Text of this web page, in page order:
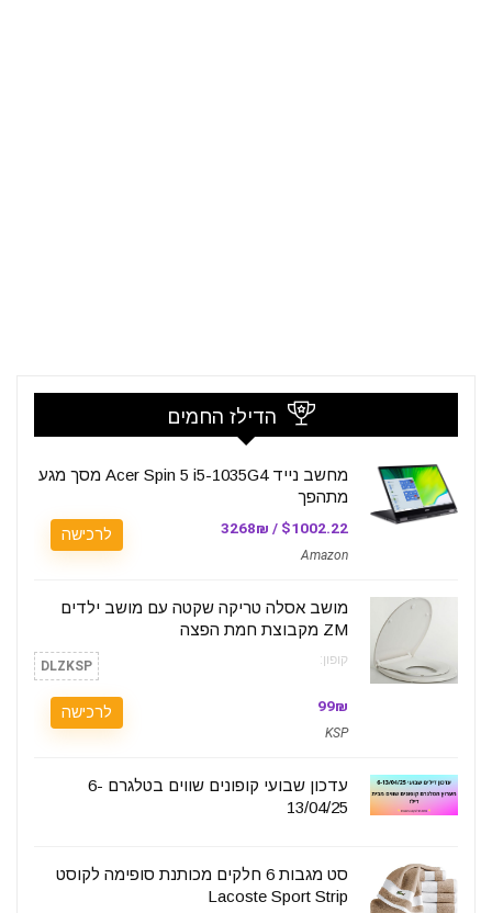
הדילז החמים
מחשב נייד Acer Spin 5 i5-1035G4 מסך מגע
מתהפך
$1002.22 / 3268₪
Amazon
לרכישה
מושב אסלה טריקה שקטה עם מושב ילדים
ZM מקבוצת חמת הפצה
קופון: DLZKSP
99₪
KSP
לרכישה
עדכון שבועי קופונים שווים בטלגרם 6-
13/04/25
סט מגבות 6 חלקים מכותנת סופימה לקוסט
Lacoste Sport Strip